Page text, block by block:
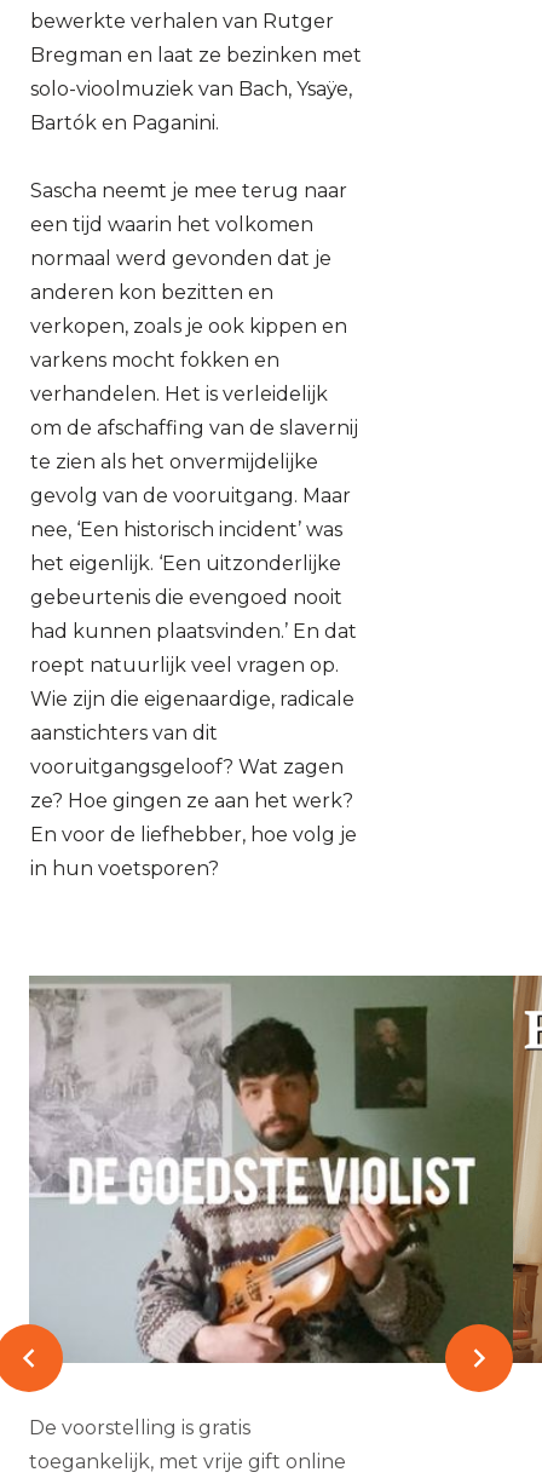
bewerkte verhalen van Rutger
Bregman en laat ze bezinken met
solo-vioolmuziek van Bach, Ysaÿe,
Bartók en Paganini.
Sascha neemt je mee terug naar
een tijd waarin het volkomen
normaal werd gevonden dat je
anderen kon bezitten en
verkopen, zoals je ook kippen en
varkens mocht fokken en
verhandelen. Het is verleidelijk
om de afschaffing van de slavernij
te zien als het onvermijdelijke
gevolg van de vooruitgang. Maar
nee, ‘Een historisch incident’ was
het eigenlijk. ‘Een uitzonderlijke
gebeurtenis die evengoed nooit
had kunnen plaatsvinden.’ En dat
roept natuurlijk veel vragen op.
Wie zijn die eigenaardige, radicale
aanstichters van dit
vooruitgangsgeloof? Wat zagen
ze? Hoe gingen ze aan het werk?
En voor de liefhebber, hoe volg je
in hun voetsporen?
De voorstelling is gratis
toegankelijk, met vrije gift online